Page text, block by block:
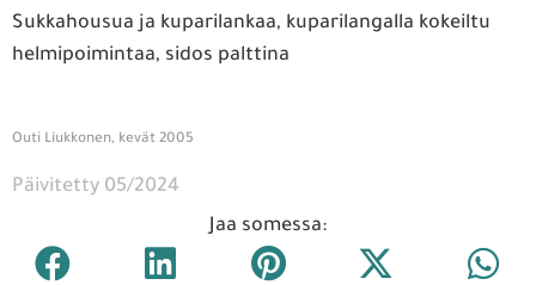
Sukkahousua ja kuparilankaa, kuparilangalla kokeiltu
helmipoimintaa, sidos palttina
Outi Liukkonen, kevät 2005
Päivitetty 05/2024
Jaa somessa: